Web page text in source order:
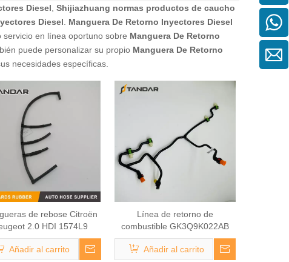
Diesel Shijiazhuang normas productos de caucho
Diesel
Manguera De Retorno Inyectores Diesel
en línea oportuno sobre Manguera De Retorno
puede personalizar su propio Manguera De Retorno
necesidades específicas.
de rebose Citroën
2.0 HDI 1574L9
Añadir al carrito
Línea de retorno de
combustible GK3Q9K022AB
para Ford Transit V363
Añadir al carrito